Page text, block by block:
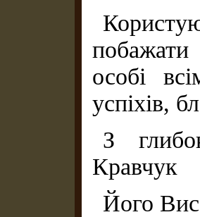
особі
успіхів,
З
Кравчук
Його